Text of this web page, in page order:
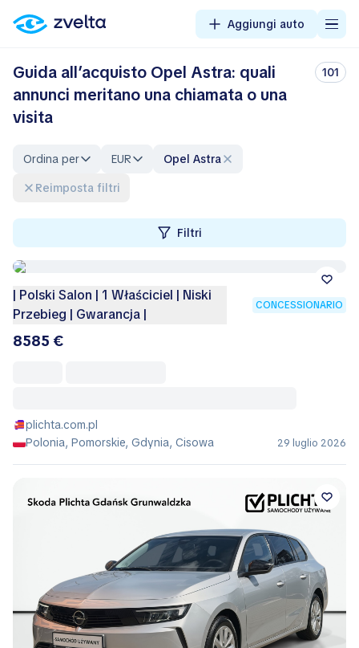
Aggiungi auto
Guida all’acquisto Opel Astra: quali
annunci meritano una chiamata o una
visita
101
Ordina per EUR
Opel Astra
Reimposta filtri
Filtri
| Polski Salon | 1 Właściciel | Niski
Przebieg | Gwarancja |
CONCESSIONARIO
8585 €
plichta.com.pl
Polonia, Pomorskie, Gdynia, Cisowa
29 luglio 2026